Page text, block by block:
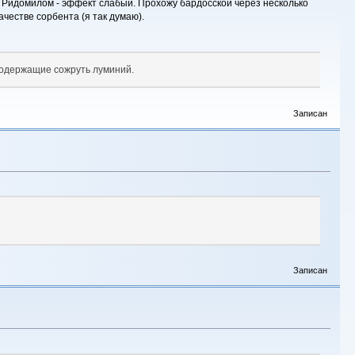
- эффект слабый. Прохожу бардосской через несколько
сорбента (я так думаю).
сожруть луминий.
Записан
Записан